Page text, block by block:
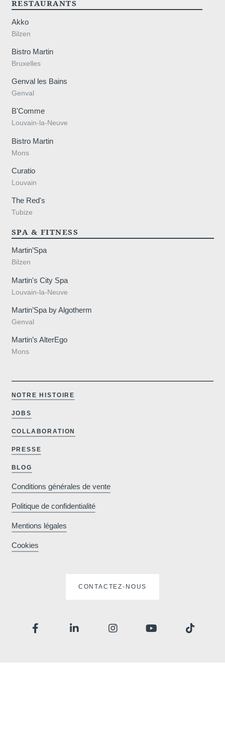
RESTAURANTS
Akko
Bilzen
Bistro Martin
Bruxelles
Genval les Bains
Genval
B'Comme
Louvain-la-Neuve
Bistro Martin
Mons
Curatio
Louvain
The Red's
Tubize
SPA & FITNESS
Martin’Spa
Bilzen
Martin's City Spa
Louvain-la-Neuve
Martin’Spa by Algotherm
Genval
Martin’s AlterEgo
Mons
NOTRE HISTOIRE
JOBS
COLLABORATION
PRESSE
BLOG
Conditions générales de vente
Politique de confidentialité
Mentions légales
Cookies
CONTACTEZ-NOUS